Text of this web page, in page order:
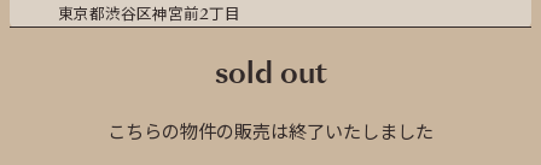
東京都渋谷区神宮前2丁目
sold out
こちらの物件の販売は終了いたしました